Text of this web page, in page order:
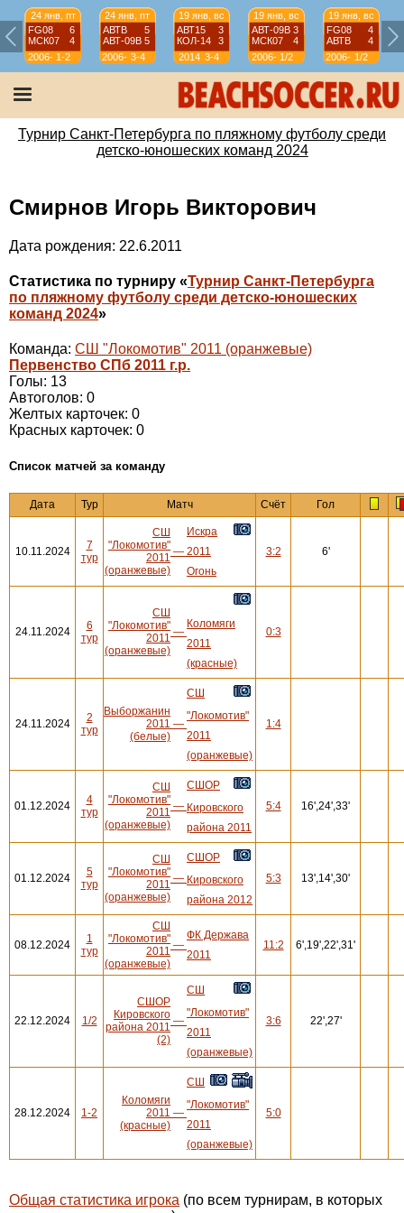
24 янв, пт
FG08
6
МСК07
4
2006-
07
1-2
24 янв, пт
АВТВ
5
АВТ-09B 5
2006-
07
3-4
19 янв, вс
АВТ15
3
КОЛ-14
3
2014 3-4
19 янв, вс
АВТ-09B 3
МСК07
4
2006-
07
1/2
19 янв, вс
FG08
4
АВТВ
4
2006-
07
1/2
Турнир Санкт-Петербурга по пляжному футболу среди
детско-юношеских команд 2024
Смирнов Игорь Викторович
Дата рождения: 22.6.2011
Статистика по турниру «Турнир Санкт-Петербурга
по пляжному футболу среди детско-юношеских
команд 2024»
Команда: СШ "Локомотив" 2011 (оранжевые)
Первенство СПб 2011 г.р.
Голы: 13
Автоголов: 0
Желтых карточек: 0
Красных карточек: 0
Cписок матчей за команду
Дата Тур Матч Счёт Гол
10.11.2024
7
тур
СШ
"Локомотив"
2011
(оранжевые)
—
Искра
2011
Огонь
3:2 6'
24.11.2024
6
тур
СШ
"Локомотив"
2011
(оранжевые)
—
Коломяги
2011
(красные)
0:3
24.11.2024
2
тур
Выборжанин
2011
(белые)
—
СШ
"Локомотив"
2011
(оранжевые)
1:4
01.12.2024
4
тур
СШ
"Локомотив"
2011
(оранжевые)
—
СШОР
Кировского
района 2011
5:4 16',24',33'
01.12.2024
5
тур
СШ
"Локомотив"
2011
(оранжевые)
—
СШОР
Кировского
района 2012
5:3 13',14',30'
08.12.2024
1
тур
СШ
"Локомотив"
2011
(оранжевые)
—
ФК Держава
2011
11:2 6',19',22',31'
22.12.2024 1/2
СШОР
Кировского
района 2011
(2)
—
СШ
"Локомотив"
2011
(оранжевые)
3:6 22',27'
28.12.2024 1-2
Коломяги
2011
(красные)
—
СШ
"Локомотив"
2011
(оранжевые)
5:0
Общая статистика игрока (по всем турнирам, в которых